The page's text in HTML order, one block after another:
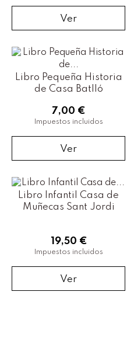
Ver
Libro Pequeña Historia
de Casa Batlló
7,00 €
Impuestos incluidos
Ver
Libro Infantil Casa de
Muñecas Sant Jordi
19,50 €
Impuestos incluidos
Ver